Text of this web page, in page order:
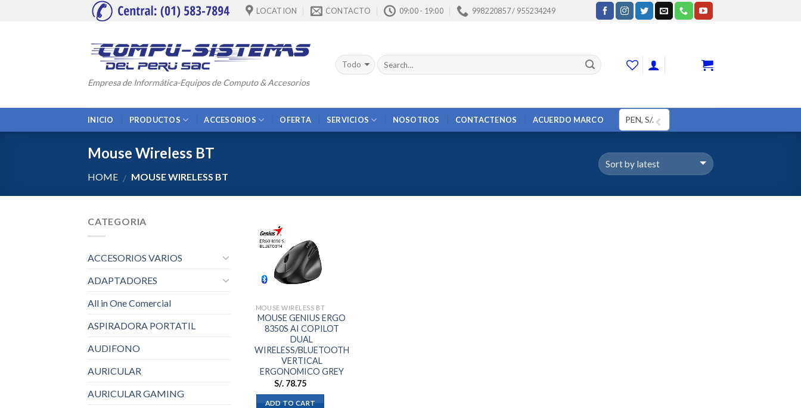
LOCATION CONTACTO 09:00 - 19:00 998220857 / 955234249
Empresa de Informática-Equipos de Computo & Accesorios
INICIO PRODUCTOS ACCESORIOS OFERTA SERVICIOS NOSOTROS CONTACTENOS ACUERDO MARCO PEN, S/.
Mouse Wireless BT
HOME / MOUSE WIRELESS BT
CATEGORIA
ACCESORIOS VARIOS
ADAPTADORES
All in One Comercial
ASPIRADORA PORTATIL
AUDIFONO
AURICULAR
AURICULAR GAMING
Añadir
a la
lista de
MOUSE WIRELESS BT
MOUSE GENIUS ERGO
8350S AI COPILOT
DUAL
WIRELESS/BLUETOOTH
VERTICAL
ERGONOMICO GREY
S/. 78.75
ADD TO CART